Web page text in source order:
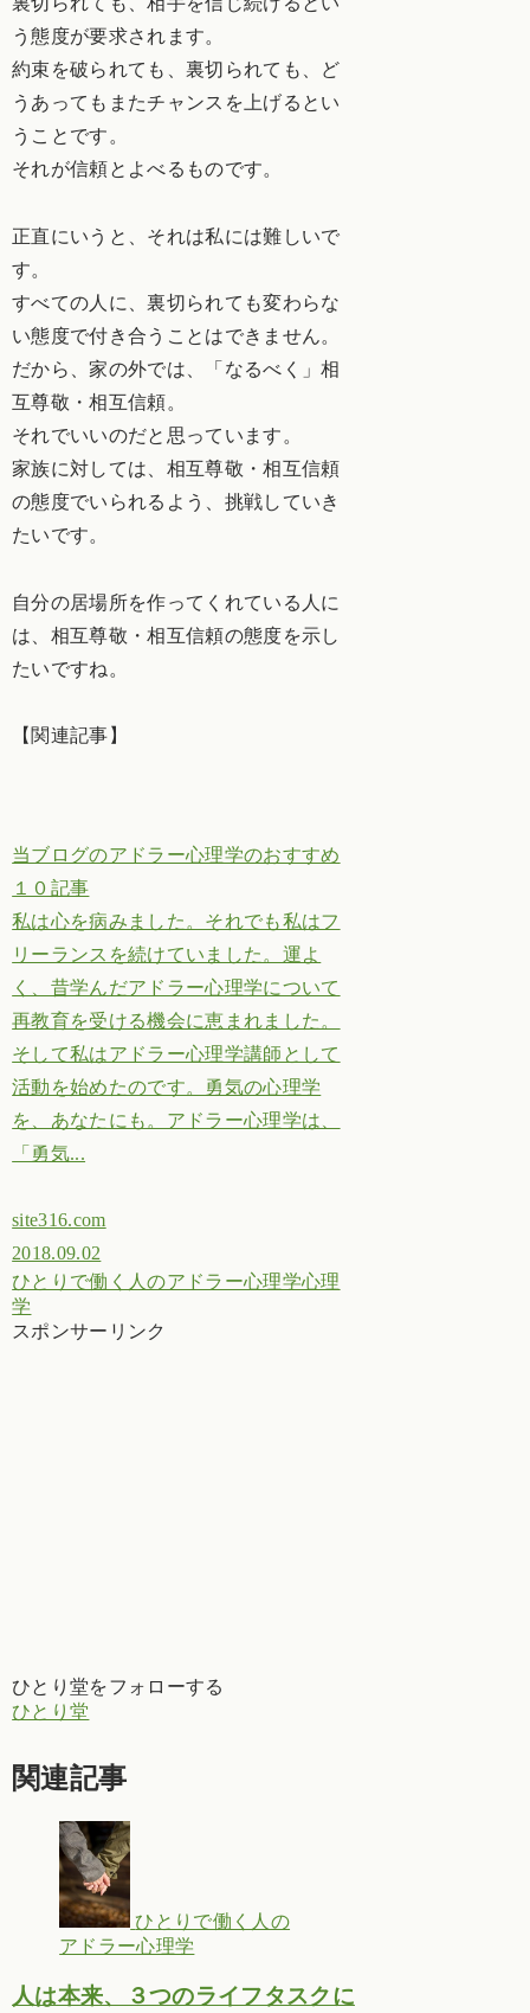
う態度が要求されます。
約束を破られても、裏切られても、ど
うあってもまたチャンスを上げるとい
うことです。
それが信頼とよべるものです。
正直にいうと、それは私には難しいで
す。
すべての人に、裏切られても変わらな
い態度で付き合うことはできません。
だから、家の外では、「なるべく」相
互尊敬・相互信頼。
それでいいのだと思っています。
家族に対しては、相互尊敬・相互信頼
の態度でいられるよう、挑戦していき
たいです。
自分の居場所を作ってくれている人に
は、相互尊敬・相互信頼の態度を示し
たいですね。
【関連記事】
当ブログのアドラー心理学のおすすめ
１０記事
私は心を病みました。それでも私はフ
リーランスを続けていました。運よ
く、昔学んだアドラー心理学について
再教育を受ける機会に恵まれました。
そして私はアドラー心理学講師として
活動を始めたのです。勇気の心理学
を、あなたにも。アドラー心理学は、
「勇気...
site316.com
2018.09.02
ひとりで働く人のアドラー心理学心理
学
スポンサーリンク
ひとり堂をフォローする
ひとり堂
関連記事
ひとりで働く人の
アドラー心理学
人は本来、３つのライフタスクに